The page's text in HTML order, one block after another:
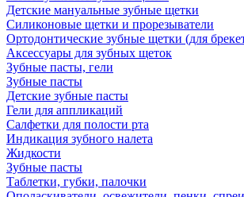
Детские мануальные зубные щетки
Силиконовые щетки и прорезыватели
Ортодонтические зубные щетки (для
Аксессуары для зубных щеток
Зубные пасты, гели
Зубные пасты
Детские зубные пасты
Гели для аппликаций
Салфетки для полости рта
Индикация зубного налета
Жидкости
Зубные пасты
Таблетки, губки, палочки